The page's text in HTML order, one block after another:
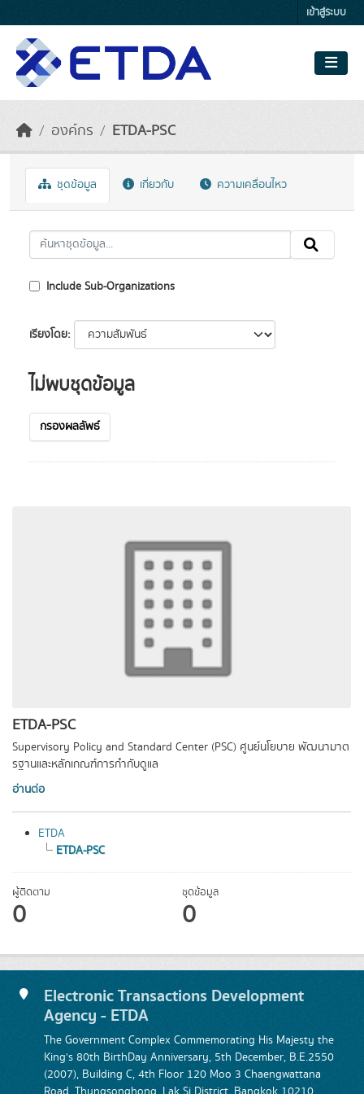
เข้าสู่ระบบ
องค์กร ETDA-PSC
ETDA-PSC
Supervisory Policy and Standard Center (PSC) ศูนย์นโยบาย พัฒนามาต
รฐานและหลักเกณฑ์การกำกับดูแล
อ่านต่อ
ETDA
ETDA-PSC
ผู้ติดตาม
0
ชุดข้อมูล
0
ชุดข้อมูล เกี่ยวกับ ความเคลื่อนไหว
Include Sub-Organizations
เรียงโดย
ไม่พบชุดข้อมูล
กรองผลลัพธ์
Electronic Transactions Development
Agency - ETDA
The Government Complex Commemorating His Majesty the
King's 80th BirthDay Anniversary, 5th December, B.E.2550
(2007), Building C, 4th Floor 120 Moo 3 Chaengwattana